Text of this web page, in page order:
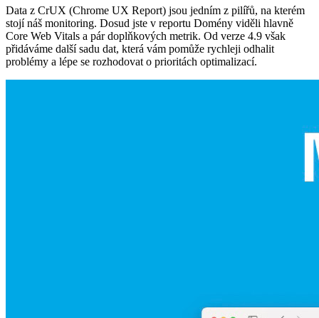
Data z CrUX (Chrome UX Report) jsou jedním z pilířů, na kterém
stojí náš monitoring. Dosud jste v reportu Domény viděli hlavně
Core Web Vitals a pár doplňkových metrik. Od verze 4.9 však
přidáváme další sadu dat, která vám pomůže rychleji odhalit
problémy a lépe se rozhodovat o prioritách optimalizací.